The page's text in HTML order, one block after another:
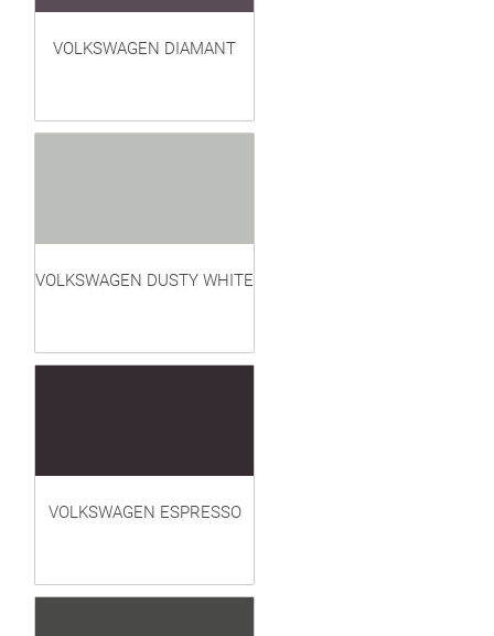
VOLKSWAGEN DIAMANT
VOLKSWAGEN DUSTY WHITE
VOLKSWAGEN ESPRESSO